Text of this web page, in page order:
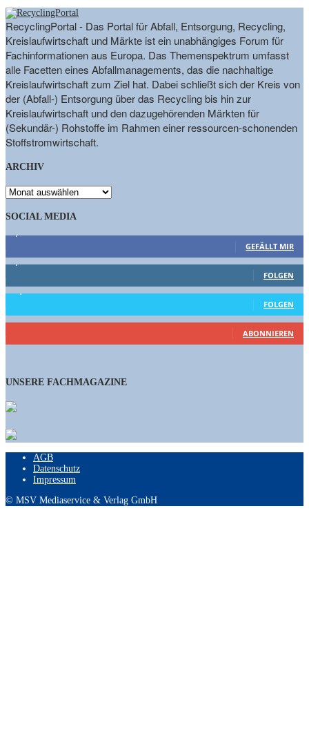
RecyclingPortal - Das Portal für Abfall, Entsorgung, Recycling,
Kreislaufwirtschaft und Märkte ist ein unabhängiges Forum für
Fachinformationen aus Europa. Das Themenspektrum umfasst
alle Facetten eines Abfallmanagements, das die nachhaltige
Kreislaufwirtschaft zum Ziel hat. Dabei schließt sich der Kreis von
der (Abfall-) Entsorgung über das Recycling bis hin zur
Kreislaufwirtschaft und den dazugehörenden Märkten für
(Sekundär-) Rohstoffe im Rahmen einer ressourcen-schonenden
Stoffstromwirtschaft.
ARCHIV
ARCHIV
SOCIAL MEDIA
GEFÄLLT MIR
FOLGEN
FOLGEN
ABONNIEREN
UNSERE FACHMAGAZINE
AGB
Datenschutz
Impressum
© MSV Mediaservice & Verlag GmbH